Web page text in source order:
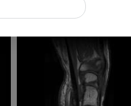
Ressonância magnética do
IRM
PREMIUM
IRM do joelho